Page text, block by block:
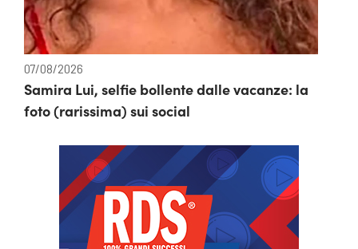
07/08/2026
Samira Lui, selfie bollente dalle vacanze: la
foto (rarissima) sui social